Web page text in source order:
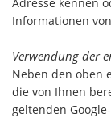
Informationen
Verwendung der
Neben den oben
die von Ihnen
geltenden